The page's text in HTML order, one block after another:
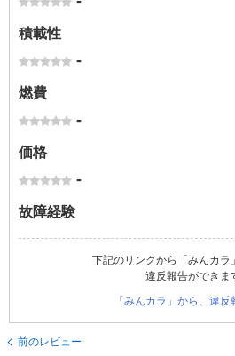
積載性
-
燃費
-
価格
-
故障経験
下記のリンクから「みんカラ
違反報告ができま
「みんカラ」から、違反
前のレビュー